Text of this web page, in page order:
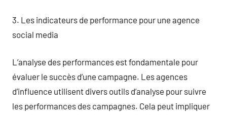
3. Les indicateurs de performance pour une agence
social media
L’analyse des performances est fondamentale pour
évaluer le succès d’une campagne. Les agences
d’influence utilisent divers outils d’analyse pour suivre
les performances des campagnes. Cela peut impliquer